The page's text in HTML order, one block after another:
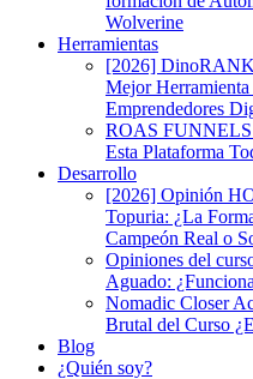
Wolverine
Herramientas
[2026]
Mejor Herramienta
Emprendedores
ROAS FUNNELS
Esta Plataforma
Desarrollo
[2026] Opinión
Topuria: ¿La
Campeón Real o
Opiniones del
Aguado:
Nomadic Closer
Brutal del Curso
Blog
¿Quién soy?